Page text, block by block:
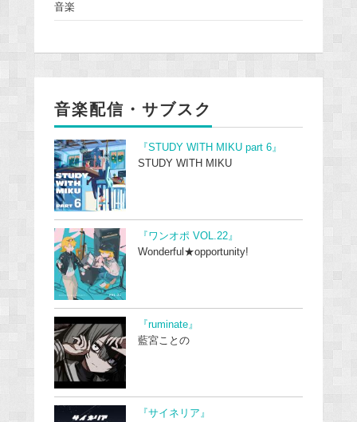
音楽
音楽配信・サブスク
『STUDY WITH MIKU part 6』
STUDY WITH MIKU
『ワンオポ VOL.22』
Wonderful★opportunity!
『ruminate』
藍宮ことの
『サイネリア』